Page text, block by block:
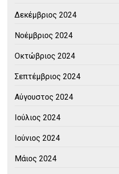
Δεκέμβριος 2024
Νοέμβριος 2024
Οκτώβριος 2024
Σεπτέμβριος 2024
Αύγουστος 2024
Ιούλιος 2024
Ιούνιος 2024
Μάιος 2024